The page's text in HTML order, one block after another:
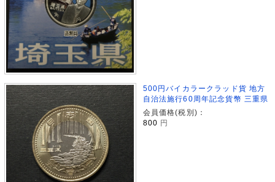
500円バイカラークラッド貨 地方
自治法施行60周年記念貨幣 三重県
会員価格(税別)：
800 円